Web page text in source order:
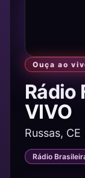
Ouça ao
Rádio
VIVO
Russas, CE
Rádio